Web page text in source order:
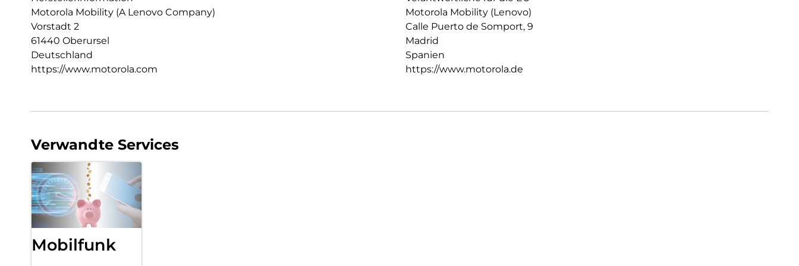
Motorola Mobility (A Lenovo Company)
Vorstadt 2
61440 Oberursel
Deutschland
https://www.motorola.com
Motorola Mobility (Lenovo)
Calle Puerto de Somport, 9
Madrid
Spanien
https://www.motorola.de
Verwandte Services
Mobilfunk